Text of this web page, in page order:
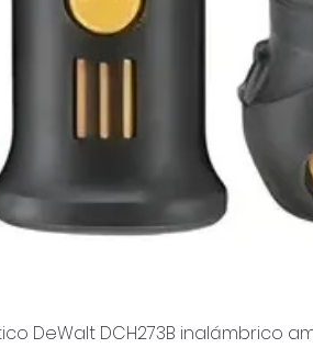
DeWalt DCH273B inalámbrico